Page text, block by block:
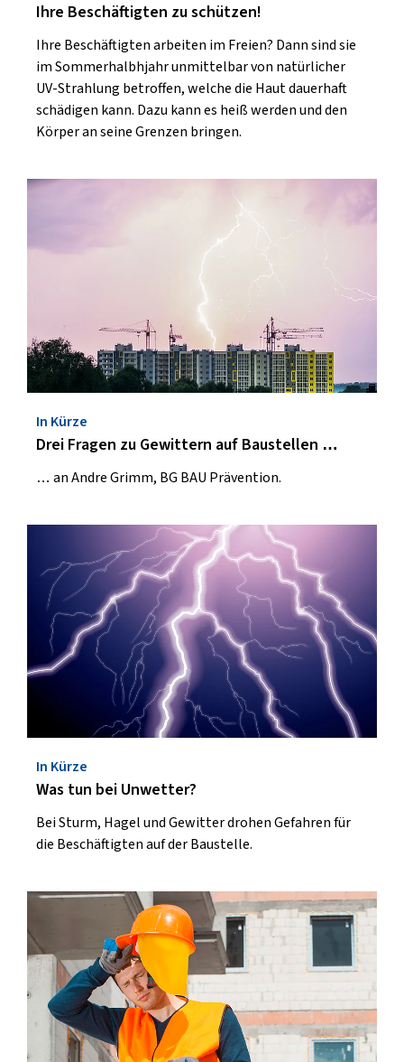
Ihre Beschäftigten zu schützen!
Ihre Beschäftigten arbeiten im Freien? Dann sind sie
im Sommerhalbhjahr unmittelbar von natürlicher
UV-Strahlung betroffen, welche die Haut dauerhaft
schädigen kann. Dazu kann es heiß werden und den
Körper an seine Grenzen bringen.
In Kürze
Drei Fragen zu Gewittern auf Baustellen …
… an Andre Grimm, BG BAU Prävention.
In Kürze
Was tun bei Unwetter?
Bei Sturm, Hagel und Gewitter drohen Gefahren für
die Beschäftigten auf der Baustelle.